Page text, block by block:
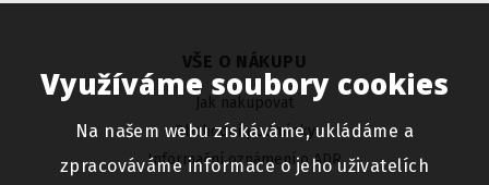
Využíváme soubory cookies
Na našem webu získáváme, ukládáme a
zpracováváme informace o jeho uživatelích
VŠE O NÁKUPU
Jak nakupovat
Obchodní podmínky
Informační oznámení o ADR